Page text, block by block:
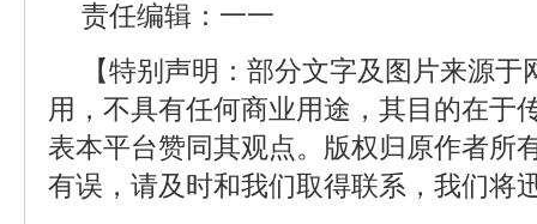
责任编辑：一一
【特别声明：部分文字及图片来源
用，不具有任何商业用途，其目的在于
表本平台赞同其观点。版权归原作者所
有误，请及时和我们取得联系，我们将